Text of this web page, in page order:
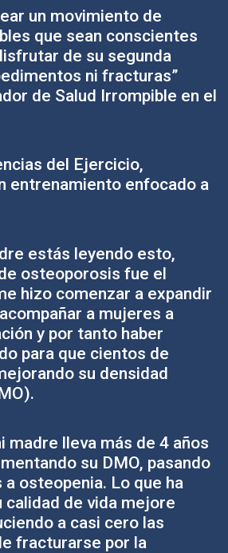
un movimiento de
que sean conscientes
de su segunda
ni fracturas”
de Salud Irrompible en el
del Ejercicio,
entrenamiento enfocado a
estás leyendo esto,
osteoporosis fue el
hizo comenzar a expandir
a mujeres a
y por tanto haber
para que cientos de
su densidad
madre lleva más de 4 años
su DMO, pasando
osteopenia. Lo que ha
calidad de vida mejore
a casi cero las
fracturarse por la